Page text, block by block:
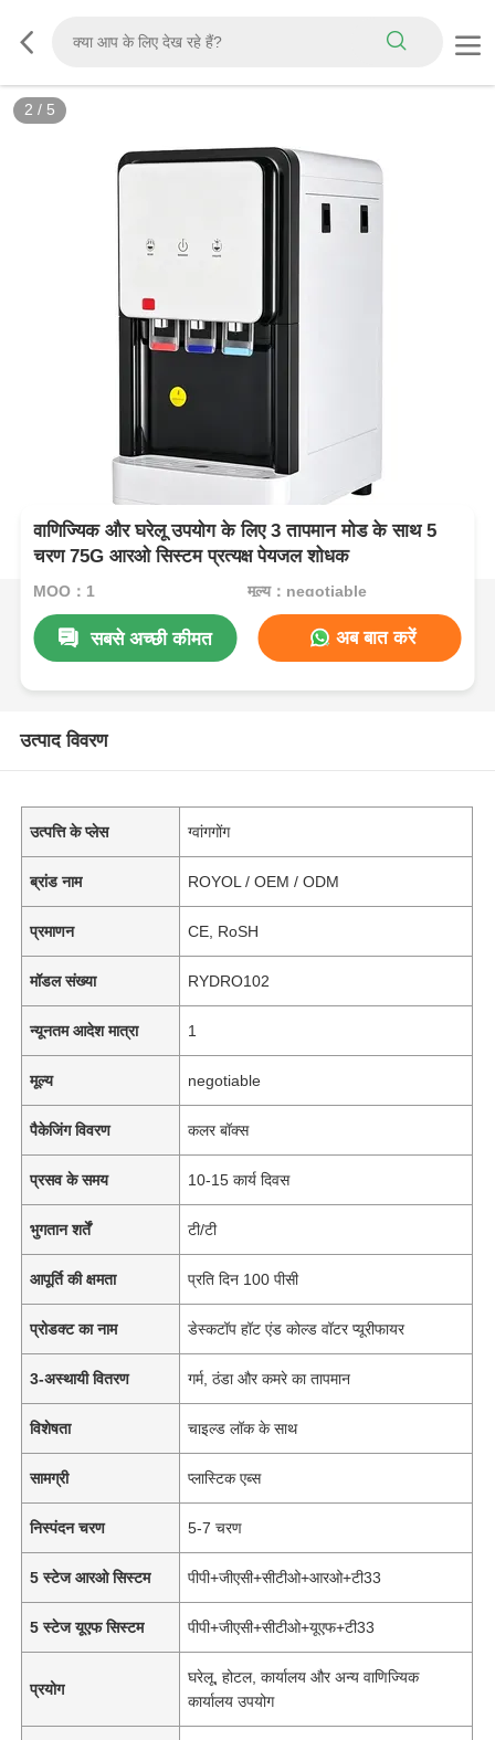
2 / 5
वाणिज्यिक और घरेलू उपयोग के लिए 3 तापमान मोड के साथ 5
चरण 75G आरओ सिस्टम प्रत्यक्ष पेयजल शोधक
MOQ：1 मूल्य：negotiable
सबसे अच्छी कीमत अब बात करें
उत्पाद विवरण
उत्पत्ति के प्लेस ग्वांगगोंग
ब्रांड नाम ROYOL / OEM / ODM
प्रमाणन CE, RoSH
मॉडल संख्या RYDRO102
न्यूनतम आदेश मात्रा 1
मूल्य negotiable
पैकेजिंग विवरण कलर बॉक्स
प्रसव के समय 10-15 कार्य दिवस
भुगतान शर्तें टी/टी
आपूर्ति की क्षमता प्रति दिन 100 पीसी
प्रोडक्ट का नाम डेस्कटॉप हॉट एंड कोल्ड वॉटर प्यूरीफायर
3-अस्थायी वितरण गर्म, ठंडा और कमरे का तापमान
विशेषता चाइल्ड लॉक के साथ
सामग्री प्लास्टिक एब्स
निस्पंदन चरण 5-7 चरण
5 स्टेज आरओ सिस्टम पीपी+जीएसी+सीटीओ+आरओ+टी33
5 स्टेज यूएफ सिस्टम पीपी+जीएसी+सीटीओ+यूएफ+टी33
प्रयोग
घरेलू, होटल, कार्यालय और अन्य वाणिज्यिक
कार्यालय उपयोग